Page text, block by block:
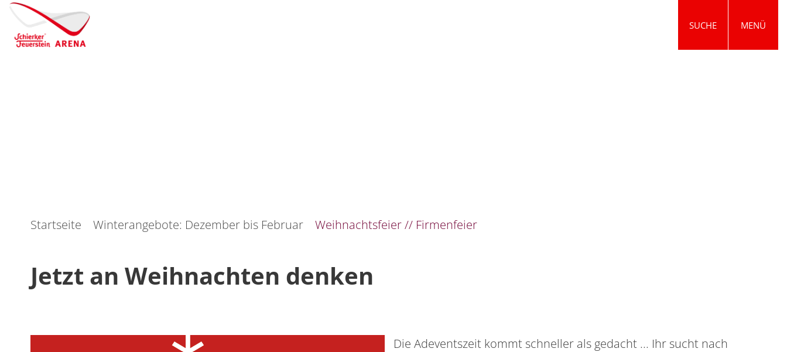
SUCHE MENÜ
Startseite Winterangebote: Dezember bis Februar Weihnachtsfeier // Firmenfeier
Jetzt an Weihnachten denken
Die Adeventszeit kommt schneller als gedacht ... Ihr sucht nach